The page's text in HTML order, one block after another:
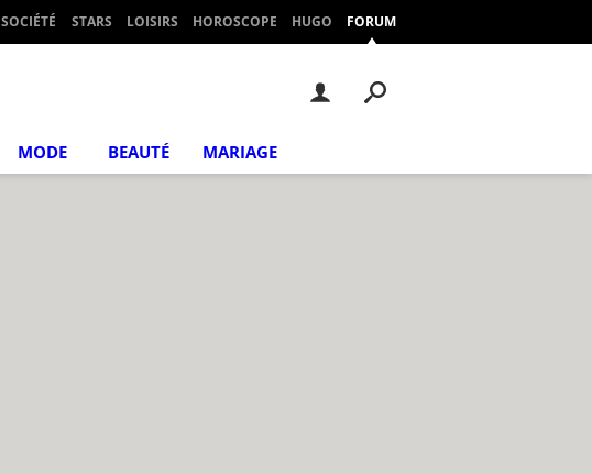
SOCIÉTÉ STARS LOISIRS HOROSCOPE HUGO FORUM
MODE BEAUTÉ MARIAGE